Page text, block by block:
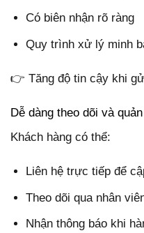
Có biên nhận rõ ràng
Quy trình xử lý minh
👉 Tăng độ tin cậy khi
Dễ dàng theo dõi và
Khách hàng có thể:
Liên hệ trực tiếp để
Theo dõi qua nhân
Nhận thông báo khi